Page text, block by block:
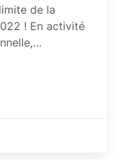
de la
! En activité